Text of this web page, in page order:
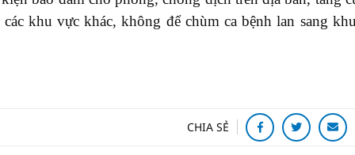
khu vực khác, không để chùm ca bệnh lan sang
CHIA SẺ